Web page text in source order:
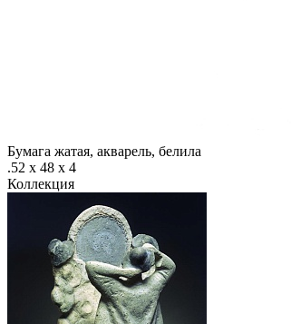
Бумага жатая, акварель, белила
.52 х 48 х 4
Коллекция